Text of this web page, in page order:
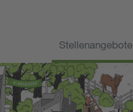
Stellenangebote